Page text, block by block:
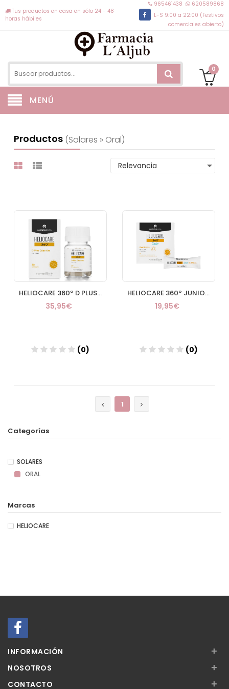
Tus productos en casa en sólo 24 - 48
horas hábiles
965461438
620589868
L-S 9:00 a 22:00 (Festivos
comerciales abierto)
0
MENÚ
Productos (solares » Oral)
HELIOCARE 360º D PLUS 30 CAPSULAS
35,95€
(0)
HELIOCARE 360º JUNIOR ORAL 20 STICKS
19,95€
(0)
1
Categorías
SOLARES
ORAL
Marcas
HELIOCARE
INFORMACIÓN +
NOSOTROS +
CONTACTO +